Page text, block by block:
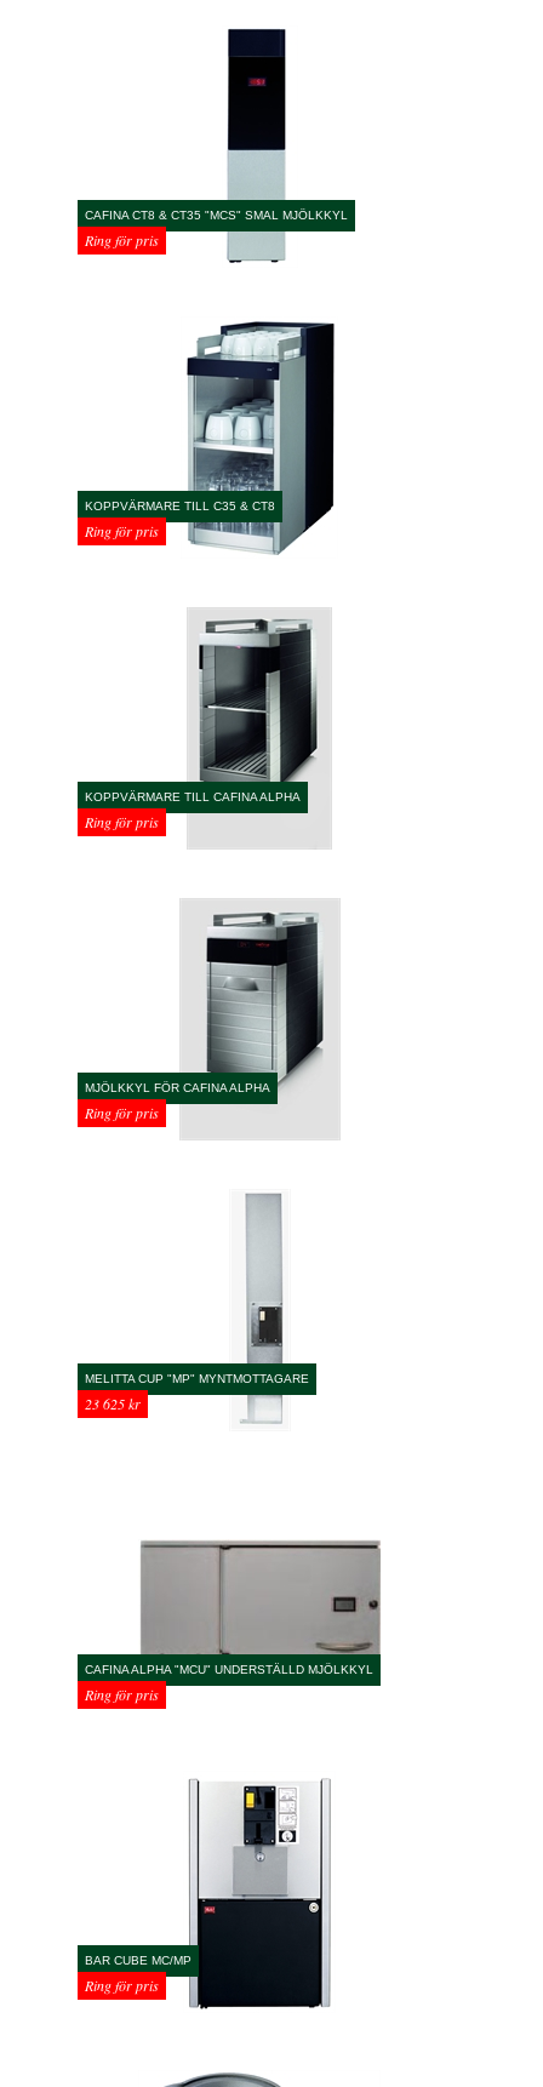
CAFINA CT8 & CT35 "MCS" SMAL MJÖLKKYL
Ring för pris
KOPPVÄRMARE TILL C35 & CT8
Ring för pris
KOPPVÄRMARE TILL CAFINA ALPHA
Ring för pris
MJÖLKKYL FÖR CAFINA ALPHA
Ring för pris
MELITTA CUP "MP" MYNTMOTTAGARE
23 625 kr
CAFINA ALPHA "MCU" UNDERSTÄLLD MJÖLKKYL
Ring för pris
BAR CUBE MC/MP
Ring för pris